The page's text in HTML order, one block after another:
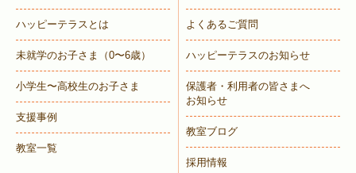
ハッピーテラスとは
未就学のお子さま （0〜6歳）
小学生〜高校生のお子さま
支援事例
教室一覧
よくあるご質問
ハッピーテラスのお知らせ
保護者・利用者の皆さまへ
お知らせ
教室ブログ
採用情報